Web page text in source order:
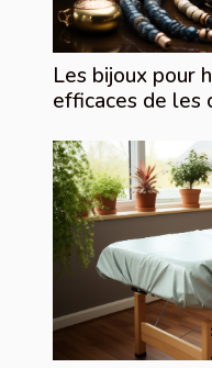
Les bijoux pour
efficaces de les